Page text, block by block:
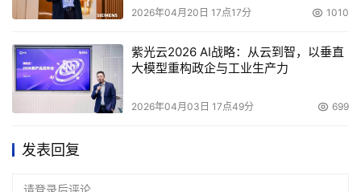
接入控制，它可以使组织者分清安全软件是否是活跃和配置
是否已经达成妥协。如果是这样的话，网络内嵌的安全控制
或者是PC或服务器的内嵌安全控制可以把设备放到网络的
隔离区中直到问题得到补救(或者对于许多没有时间检测间
Microsoft发布了它的网络接入保护，可以和Cisco的网络
2026年04月20日 17点17分 1010
紫光云2026 AI战略：从云到智，以垂直
大模型重构政企与工业生产力
2026年04月03日 17点49分 699
发表回复